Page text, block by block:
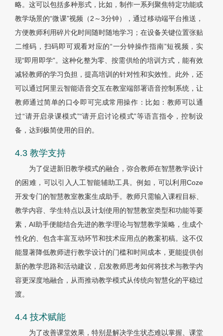
略。这可以包括多种形式，比如，制作一系列聚焦特定功能或
教学场景的“微课”视频（2～3分钟），通过移动端平台推送，
方便教师利用碎片化时间随时随地学习；在设备关键位置张贴
二维码，扫码即可观看对应的“一分钟操作指南”短视频，实
现“即用即学”。这种化整为零、按需供给的培训方式，能有效
减轻教师的学习负担，提高培训的针对性和实效性。此外，还
可以通过阿里云智能语音交互在教室端部署语音控制系统，让
教师通过简单的口令即可完成常用操作：比如：教师可以通
过“请开启录课模式”“请开启讨论模式”等语言指令，控制设
备，达到极简使用的目的。
4.3 教学支持
为了促进新旧教学模式的融合，弥合教师在智慧教学设计
的困难，可以引入人工智能辅助工具。例如，可以利用Coze
开发专门的智慧教室教案生成助手。教师只需输入课程目标、
教学内容、学生特点以及计划使用的智慧教室类型和功能等要
素，AI助手便能结合先进的教学理论与智慧教学策略，生成个
性化的、包含丰富互动环节和技术应用点的教案初稿。这不仅
能显著降低教师进行教学设计的门槛和时间成本，更能提供创
新的教学思路和活动建议，启发教师思考如何将技术与教学内
容更深度地融合，从而推动教学模式从传统向智慧化的平稳过
渡。
4.4 技术赋能
为了改善课堂效果，特别是解决学生状态难以掌握、课堂